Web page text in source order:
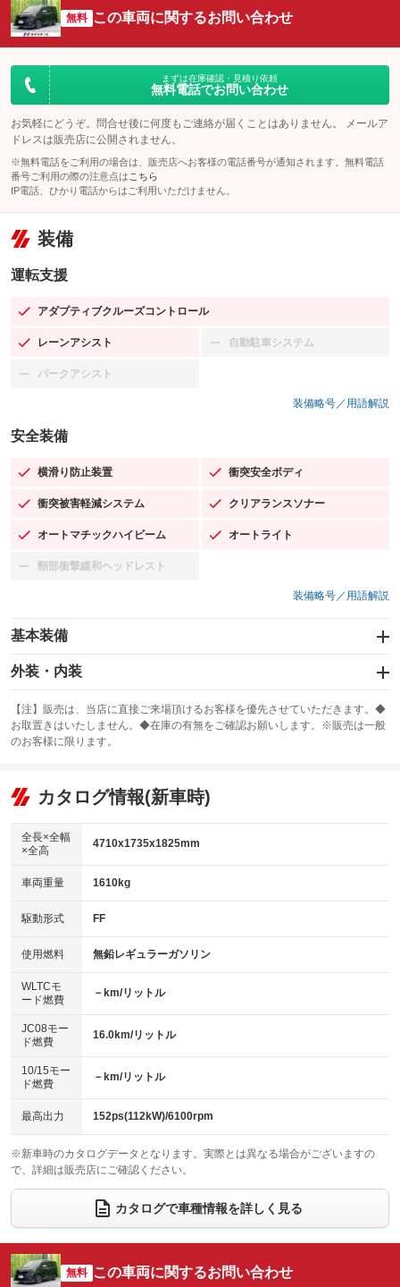
無料 この車両に関するお問い合わせ
まずは在庫確認・見積り依頼
無料電話でお問い合わせ
お気軽にどうぞ。問合せ後に何度もご連絡が届くことはありません。 メールア
ドレスは販売店に公開されません。
※無料電話をご利用の場合は、販売店へお客様の電話番号が通知されます。無料電話
番号ご利用の際の注意点は こちら
IP電話、ひかり電話からはご利用いただけません。
装備
運転支援
アダプティブクルーズコントロール
：装備あり
レーンアシスト
：装備あり 自動駐車システム
：装備なし
パークアシスト
：装備なし
装備略号／用語解説
安全装備
横滑り防止装置
：装備あり 衝突安全ボディ
：装備あり
衝突被害軽減システム
：装備あり クリアランスソナー
：装備あり
オートマチックハイビーム
：装備あり オートライト
：装備あり
頸部衝撃緩和ヘッドレスト
：装備なし
装備略号／用語解説
基本装備
エアバッグ：運転席/助手席
：装備あり
：装備あり
サンルーフ
：装備なし ABS
リフトアップ
：装備なし
：装備なし
パワーウィンドウ
アイドリングストップ
：装備あり
USB入力端子
：装備あり
100V電源
：装備なし
センターデフロック
：装備なし
電動格納ミラー
：装備あり
外装・内装
カーナビ：SDナビ
：装備あり
TV：フルセグ
：装備あり
ビジュアル：-／DVD再生
：装備あり
アルミホイール：16インチ
：装備あり
HID(キセノンライト)
バックカメラ
エアロ
：装備あり
ローダウン
：装備なし
ベンチシート
：装備なし
チップアップシート
：装備なし
電動格納サードシート
：装備なし シートヒーター
：装備なし
ウォークスルー
電動リアゲート フロントカメラ
：装備なし
シートエアコン
：装備なし 全周囲カメラ
：装備なし
サイドカメラ
：装備なし ルーフレール
：装備なし
【注】販売は、当店に直接ご来場頂けるお客様を優先させていただきます。◆
お取置きはいたしません。◆在庫の有無をご確認お願いします。※販売は一般
のお客様に限ります。
カタログ情報(新車時)
全長×全幅
×全高
4710x1735x1825mm
車両重量 1610kg
駆動形式 FF
使用燃料 無鉛レギュラーガソリン
WLTCモ
ード燃費
－km/リットル
JC08モー
ド燃費
16.0km/リットル
10/15モー
ド燃費
－km/リットル
最高出力 152ps(112kW)/6100rpm
※新車時のカタログデータとなります。実際とは異なる場合がございますの
で、詳細は販売店にご確認ください。
カタログで車種情報を詳しく見る
無料 この車両に関するお問い合わせ